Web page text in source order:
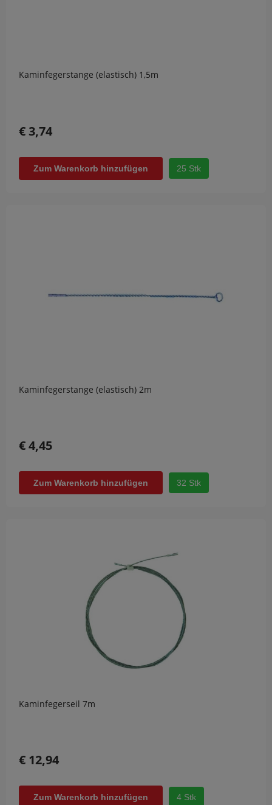
Kaminfegerstange (elastisch) 1,5m
€ 3,74
Zum Warenkorb hinzufügen 25 Stk
Kaminfegerstange (elastisch) 2m
€ 4,45
Zum Warenkorb hinzufügen 32 Stk
Kaminfegerseil 7m
€ 12,94
Zum Warenkorb hinzufügen 4 Stk